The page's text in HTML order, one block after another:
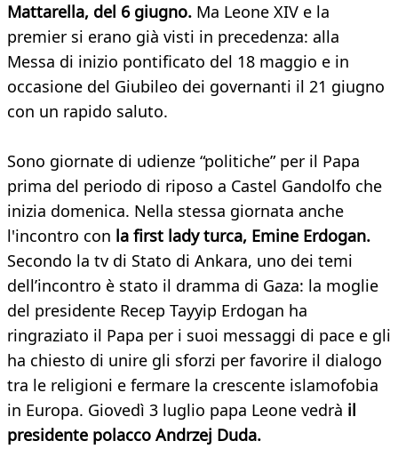
Mattarella, del 6 giugno. Ma Leone XIV e la
premier si erano già visti in precedenza: alla
Messa di inizio pontificato del 18 maggio e in
occasione del Giubileo dei governanti il 21 giugno
con un rapido saluto.
Sono giornate di udienze “politiche” per il Papa
prima del periodo di riposo a Castel Gandolfo che
inizia domenica. Nella stessa giornata anche
l'incontro con la first lady turca, Emine Erdogan.
Secondo la tv di Stato di Ankara, uno dei temi
dell’incontro è stato il dramma di Gaza: la moglie
del presidente Recep Tayyip Erdogan ha
ringraziato il Papa per i suoi messaggi di pace e gli
ha chiesto di unire gli sforzi per favorire il dialogo
tra le religioni e fermare la crescente islamofobia
in Europa. Giovedì 3 luglio papa Leone vedrà il
presidente polacco Andrzej Duda.